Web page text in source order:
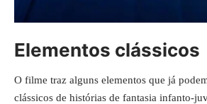
Elementos clássicos
O filme traz alguns elementos que já
clássicos de histórias de fantasia infanto-